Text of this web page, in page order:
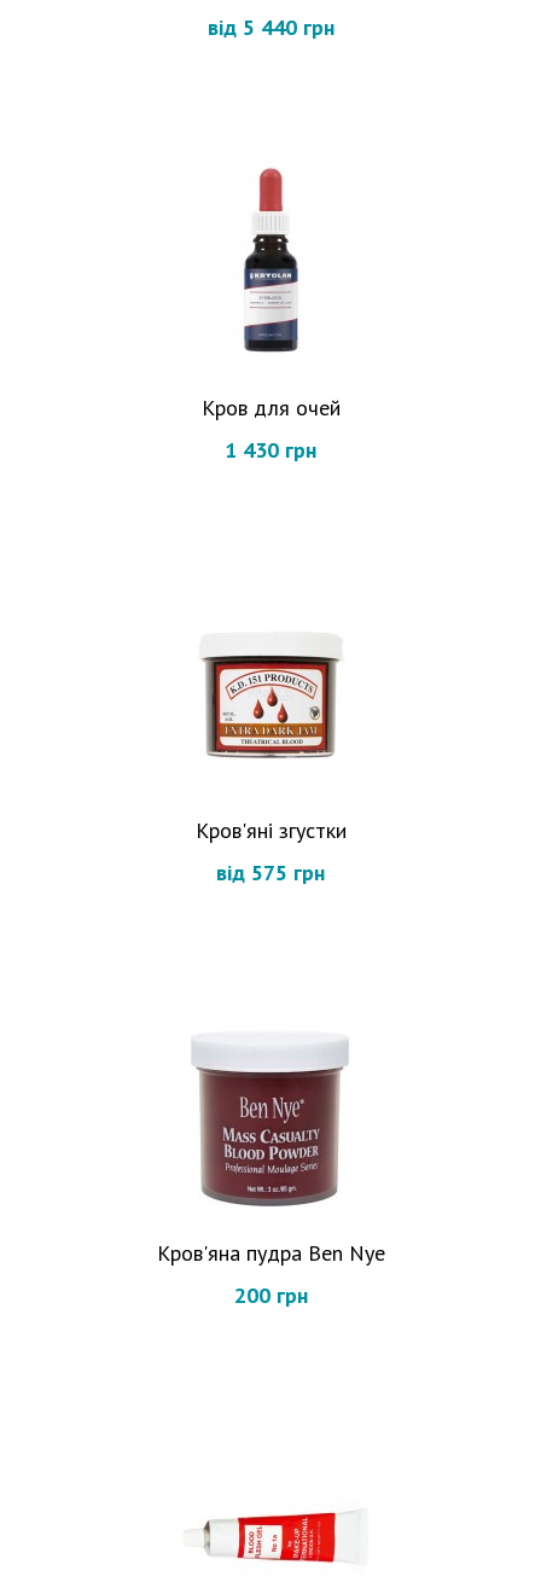
від 5 440 грн
Кров для очей
1 430 грн
Кров'яні згустки
від 575 грн
Кров'яна пудра Ben Nye
200 грн